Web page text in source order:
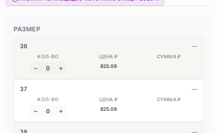
РАЗМЕР
36
825.09
—
37
825.09
—